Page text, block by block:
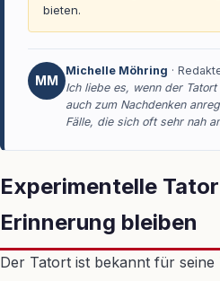
bieten.
MM
Michelle Möhring ·
Ich liebe es, wenn der
auch zum Nachdenken
Fälle, die sich oft sehr nah
Experimentelle
Erinnerung bleiben
Der Tatort ist bekannt für